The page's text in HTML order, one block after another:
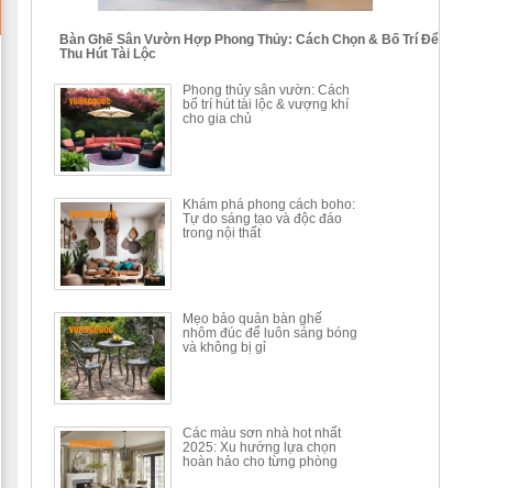
BỘ BÀN TRÀ GỖ PHONG
CÁCH MỚI KẾT HỢP KHAY
NHÚNG TRÀ YDX
Mã sp: BT150.46
17.617.500đ
34.100.000đ
BỘ BÀN GHẾ CAFE KIỂU
DÁNG ĐƠN GIẢN HIỆN ĐẠI
HOY8010
BÀN GHẾ TRANG ĐIỂM
THÔNG MINH HIỆN ĐẠI
TÍCH HỢP SẠC...
Mã sp: HH.BTD08
6.510.000đ
BỘ BÀN ĂN ĐẢO MẶT ĐÁ
PHIẾN AK3699
Bàn Ghế Sân Vườn Hợp Phong Thủy: Cách Chọn & Bố Trí Để
Thu Hút Tài Lộc
Phong thủy sân vườn: Cách
bố trí hút tài lộc & vượng khí
cho gia chủ
Khám phá phong cách boho:
Tự do sáng tạo và độc đáo
trong nội thất
Mẹo bảo quản bàn ghế
nhôm đúc để luôn sáng bóng
và không bị gỉ
Các màu sơn nhà hot nhất
2025: Xu hướng lựa chọn
hoàn hảo cho từng phòng